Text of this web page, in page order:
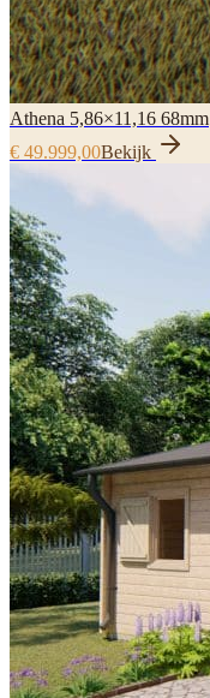
Athena 5,86×11,16 68mm
€ 49.999,00Bekijk